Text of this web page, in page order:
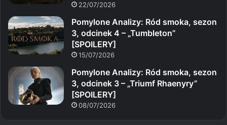
22/07/2026
Pomylone Analizy: Ród smoka, sezon
3, odcinek 4 – „Tumbleton”
[SPOILERY]
15/07/2026
Pomylone Analizy: Ród smoka, sezon
3, odcinek 3 – „Triumf Rhaenyry”
[SPOILERY]
08/07/2026